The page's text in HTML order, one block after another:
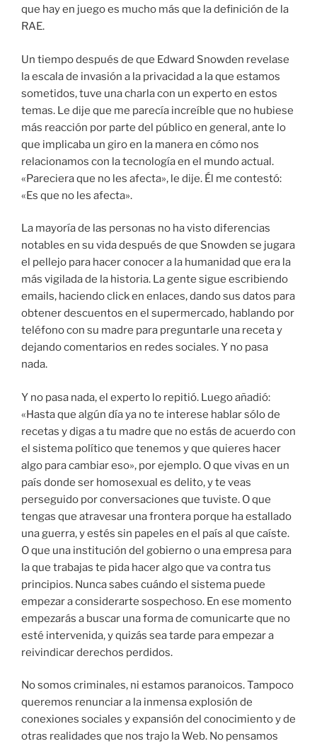
que hay en juego es mucho más que la definición de la
RAE.
Un tiempo después de que Edward Snowden revelase
la escala de invasión a la privacidad a la que estamos
sometidos, tuve una charla con un experto en estos
temas. Le dije que me parecía increíble que no hubiese
más reacción por parte del público en general, ante lo
que implicaba un giro en la manera en cómo nos
relacionamos con la tecnología en el mundo actual.
«Pareciera que no les afecta», le dije. Él me contestó:
«Es que no les afecta».
La mayoría de las personas no ha visto diferencias
notables en su vida después de que Snowden se jugara
el pellejo para hacer conocer a la humanidad que era la
más vigilada de la historia. La gente sigue escribiendo
emails, haciendo click en enlaces, dando sus datos para
obtener descuentos en el supermercado, hablando por
teléfono con su madre para preguntarle una receta y
dejando comentarios en redes sociales. Y no pasa
nada.
Y no pasa nada, el experto lo repitió. Luego añadió:
«Hasta que algún día ya no te interese hablar sólo de
recetas y digas a tu madre que no estás de acuerdo con
el sistema político que tenemos y que quieres hacer
algo para cambiar eso», por ejemplo. O que vivas en un
país donde ser homosexual es delito, y te veas
perseguido por conversaciones que tuviste. O que
tengas que atravesar una frontera porque ha estallado
una guerra, y estés sin papeles en el país al que caíste.
O que una institución del gobierno o una empresa para
la que trabajas te pida hacer algo que va contra tus
principios. Nunca sabes cuándo el sistema puede
empezar a considerarte sospechoso. En ese momento
empezarás a buscar una forma de comunicarte que no
esté intervenida, y quizás sea tarde para empezar a
reivindicar derechos perdidos.
No somos criminales, ni estamos paranoicos. Tampoco
queremos renunciar a la inmensa explosión de
conexiones sociales y expansión del conocimiento y de
otras realidades que nos trajo la Web. No pensamos